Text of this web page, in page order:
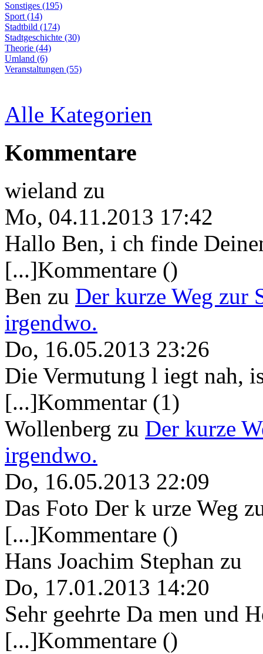
Sonstiges (195)
Sport (14)
Stadtbild (174)
Stadtgeschichte (30)
Theorie (44)
Umland (6)
Veranstaltungen (55)
Alle Kategorien
Kommentare
wieland zu
Mo, 04.11.2013 17:42
Hallo Ben, i ch finde
[...]Kommentare ()
Ben zu Der kurze Weg zur
irgendwo.
Do, 16.05.2013 23:26
Die Vermutung l iegt nah,
[...]Kommentar (1)
Wollenberg zu Der kurze
irgendwo.
Do, 16.05.2013 22:09
Das Foto Der k urze Weg
[...]Kommentare ()
Hans Joachim Stephan zu
Do, 17.01.2013 14:20
Sehr geehrte Da men und
[...]Kommentare ()